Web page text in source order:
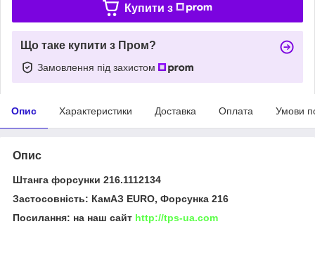
Купити з
Що таке купити з Пром?
Замовлення під захистом
Опис Характеристики Доставка Оплата Умови
Опис
Штанга форсунки 216.1112134
Застосовність: КамАЗ EURO, Форсунка 216
Посилання: на наш сайт http://tps-ua.com